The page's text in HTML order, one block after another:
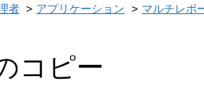
者 アプリケーション マルチレポ
コピー